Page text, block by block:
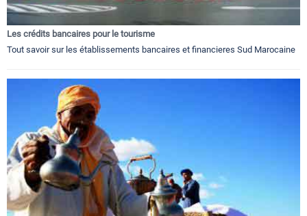
Les crédits bancaires pour le tourisme
Tout savoir sur les établissements bancaires et financieres Sud Marocaine